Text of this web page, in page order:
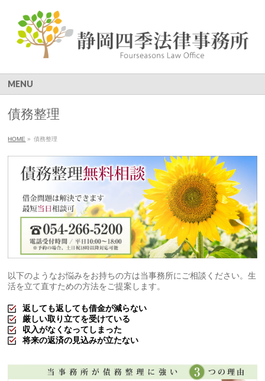
MENU
債務整理
HOME » 債務整理
以下のようなお悩みをお持ちの方は当事務所にご相談ください。生
活を立て直すための方法をご提案します。
返しても返しても借金が減らない
厳しい取り立てを受けている
収入がなくなってしまった
将来の返済の見込みが立たない